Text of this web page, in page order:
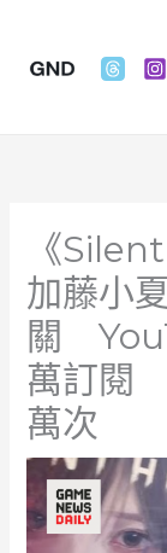
content
《
加藤小
關
萬訂閱
萬次